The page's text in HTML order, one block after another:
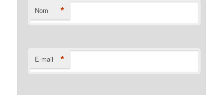
Nom *
E-mail *